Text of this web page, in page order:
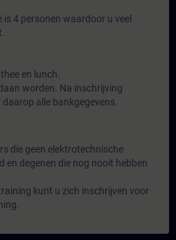
4 personen waardoor u veel
en lunch.
worden. Na inschrijving
alle bankgegevens.
die geen elektrotechnische
en degenen die nog nooit hebben
kunt u zich inschrijven voor